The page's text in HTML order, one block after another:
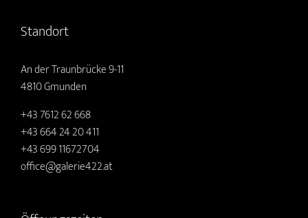
Standort
An der Traunbrücke 9-11
4810 Gmunden
+43 7612 62 668
+43 664 24 20 411
+43 699 11672704
office@galerie422.at